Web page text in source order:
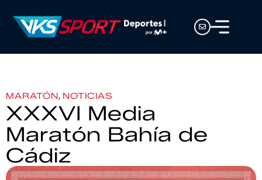
MARATÓN, NOTICIAS
XXXVI Media
Maratón Bahía de
Cádiz